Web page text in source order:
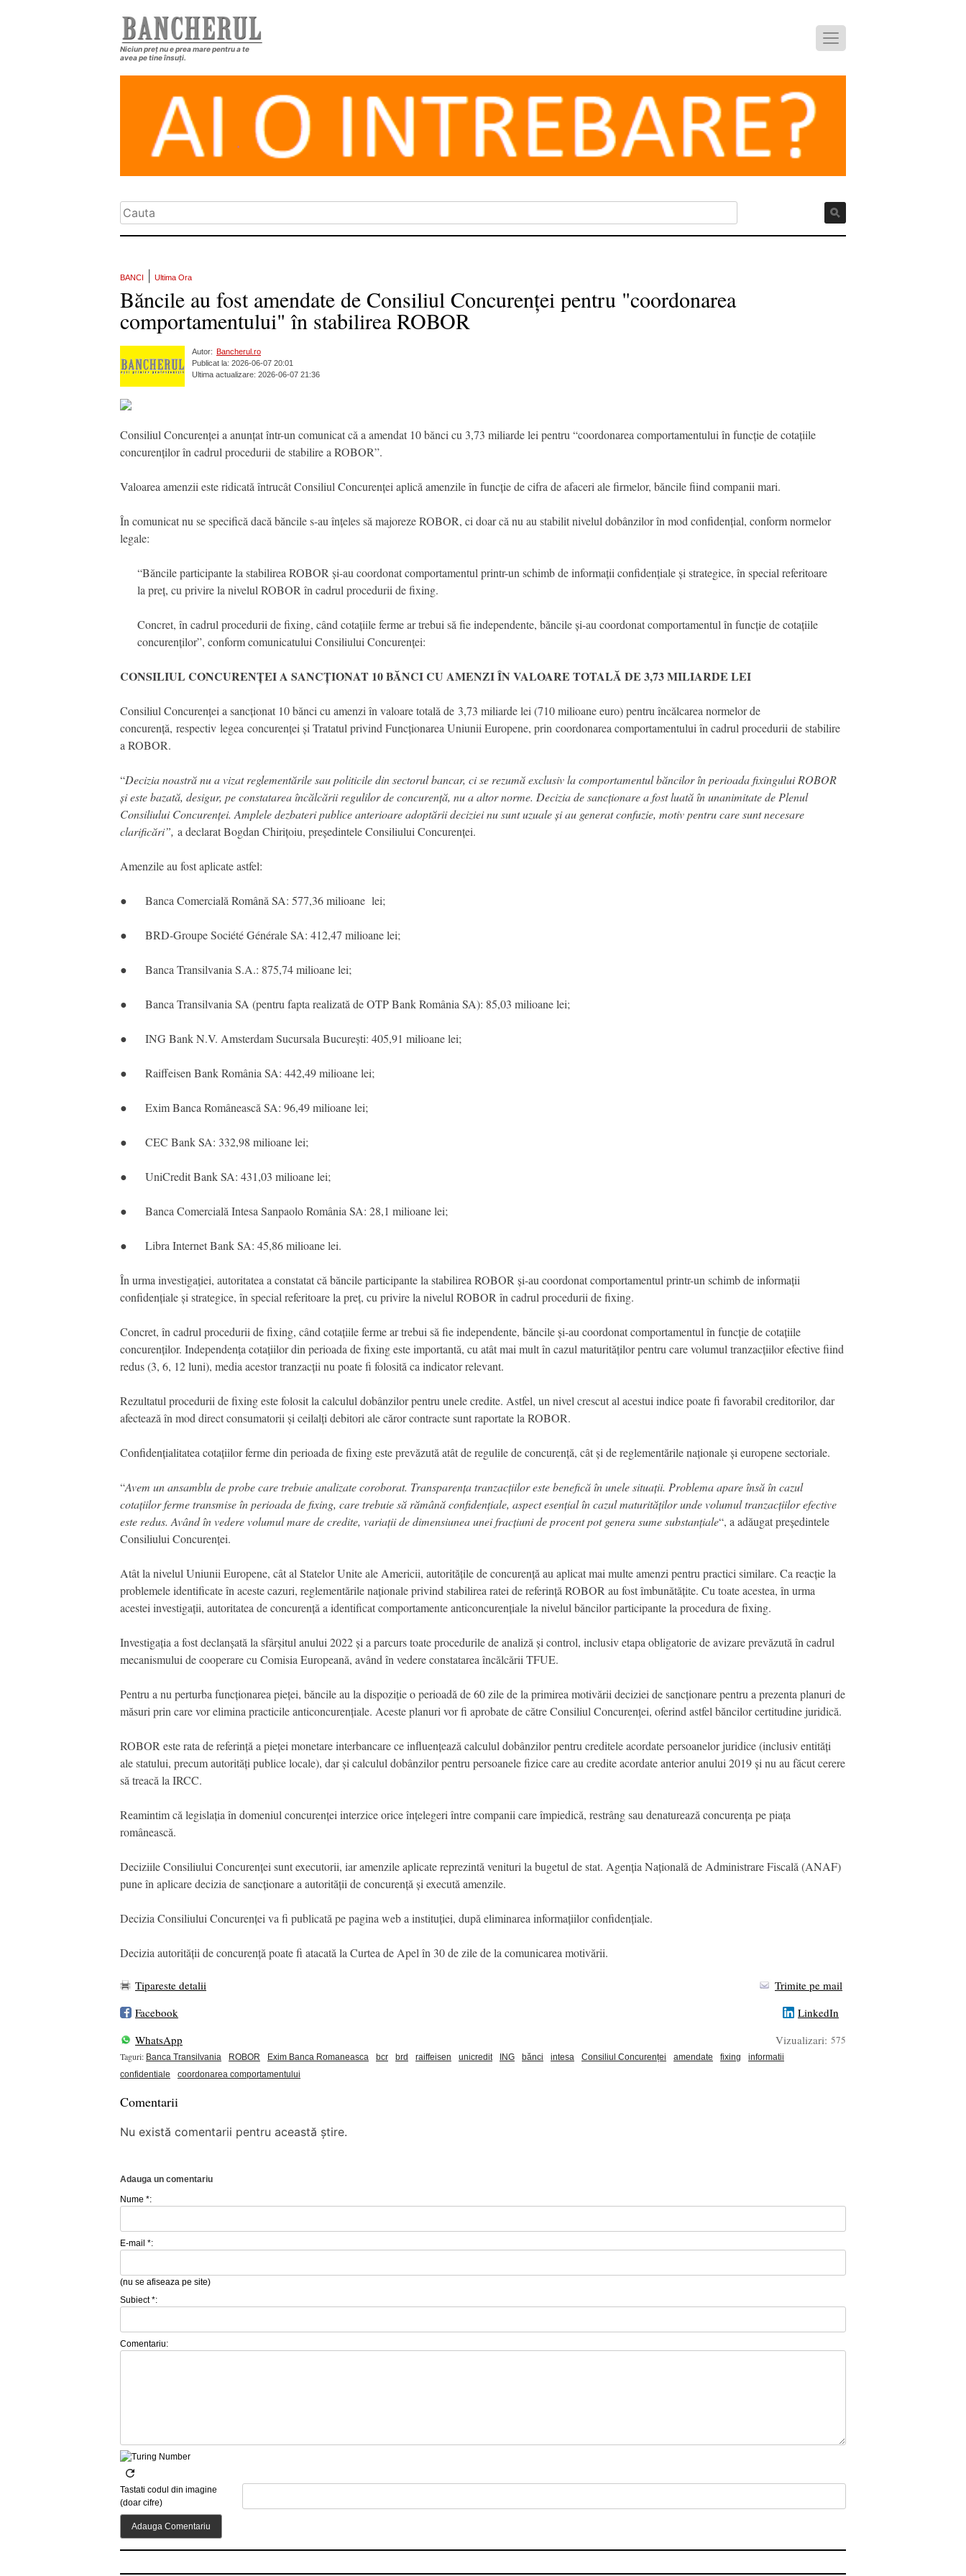
Niciun preț nu e prea mare pentru a te
avea pe tine însuți.
BANCI Ultima Ora
Băncile au fost amendate de Consiliul Concurenței pentru "coordonarea
comportamentului" în stabilirea ROBOR
Autor:
Bancherul.ro
Publicat la: 2026-06-07 20:01
Ultima actualizare: 2026-06-07 21:36
Consiliul Concurenței a anunțat într-un comunicat că a amendat 10 bănci cu 3,73 miliarde lei pentru “coordonarea comportamentului în funcție de cotațiile
concurenților în cadrul procedurii de stabilire a ROBOR”.
Valoarea amenzii este ridicată întrucât Consiliul Concurenței aplică amenzile în funcție de cifra de afaceri ale firmelor, băncile fiind companii mari.
În comunicat nu se specifică dacă băncile s-au înțeles să majoreze ROBOR, ci doar că nu au stabilit nivelul dobânzilor în mod confidențial, conform normelor
legale:
“Băncile participante la stabilirea ROBOR și-au coordonat comportamentul printr-un schimb de informații confidențiale și strategice, în special referitoare
la preț, cu privire la nivelul ROBOR în cadrul procedurii de fixing.
Concret, în cadrul procedurii de fixing, când cotațiile ferme ar trebui să fie independente, băncile și-au coordonat comportamentul în funcție de cotațiile
concurenților”, conform comunicatului Consiliului Concurenței:
CONSILIUL CONCURENȚEI A SANCȚIONAT 10 BĂNCI CU AMENZI ÎN VALOARE TOTALĂ DE 3,73 MILIARDE LEI
Consiliul Concurenței a sancționat 10 bănci cu amenzi în valoare totală de 3,73 miliarde lei (710 milioane euro) pentru încălcarea normelor de
concurență, respectiv legea concurenței și Tratatul privind Funcționarea Uniunii Europene, prin coordonarea comportamentului în cadrul procedurii de stabilire
a ROBOR.
“Decizia noastră nu a vizat reglementările sau politicile din sectorul bancar, ci se rezumă exclusiv la comportamentul băncilor în perioada fixingului ROBOR
și este bazată, desigur, pe constatarea încălcării regulilor de concurență, nu a altor norme. Decizia de sancționare a fost luată în unanimitate de Plenul
Consiliului Concurenței. Amplele dezbateri publice anterioare adoptării deciziei nu sunt uzuale și au generat confuzie, motiv pentru care sunt necesare
clarificări”, a declarat Bogdan Chirițoiu, președintele Consiliului Concurenței.
Amenzile au fost aplicate astfel:
● Banca Comercială Română SA: 577,36 milioane lei;
● BRD-Groupe Société Générale SA: 412,47 milioane lei;
● Banca Transilvania S.A.: 875,74 milioane lei;
● Banca Transilvania SA (pentru fapta realizată de OTP Bank România SA): 85,03 milioane lei;
● ING Bank N.V. Amsterdam Sucursala București: 405,91 milioane lei;
● Raiffeisen Bank România SA: 442,49 milioane lei;
● Exim Banca Românească SA: 96,49 milioane lei;
● CEC Bank SA: 332,98 milioane lei;
● UniCredit Bank SA: 431,03 milioane lei;
● Banca Comercială Intesa Sanpaolo România SA: 28,1 milioane lei;
● Libra Internet Bank SA: 45,86 milioane lei.
În urma investigației, autoritatea a constatat că băncile participante la stabilirea ROBOR și-au coordonat comportamentul printr-un schimb de informații
confidențiale și strategice, în special referitoare la preț, cu privire la nivelul ROBOR în cadrul procedurii de fixing.
Concret, în cadrul procedurii de fixing, când cotațiile ferme ar trebui să fie independente, băncile și-au coordonat comportamentul în funcție de cotațiile
concurenților. Independența cotațiilor din perioada de fixing este importantă, cu atât mai mult în cazul maturităților pentru care volumul tranzacțiilor efective fiind
redus (3, 6, 12 luni), media acestor tranzacții nu poate fi folosită ca indicator relevant.
Rezultatul procedurii de fixing este folosit la calculul dobânzilor pentru unele credite. Astfel, un nivel crescut al acestui indice poate fi favorabil creditorilor, dar
afectează în mod direct consumatorii și ceilalți debitori ale căror contracte sunt raportate la ROBOR.
Confidențialitatea cotațiilor ferme din perioada de fixing este prevăzută atât de regulile de concurență, cât și de reglementările naționale și europene ‎sectoriale.
“Avem un ansamblu de probe care trebuie analizate coroborat. Transparența tranzacțiilor este benefică în unele situații. Problema apare însă în cazul
cotațiilor ferme transmise în perioada de fixing, care trebuie să rămână confidențiale, aspect esențial în cazul maturităților unde volumul tranzacțiilor efective
este redus. Având în vedere volumul mare de credite, variații de dimensiunea unei fracțiuni de procent pot genera sume substanțiale“, a adăugat președintele
Consiliului Concurenței.
Atât la nivelul Uniunii Europene, cât al Statelor Unite ale Americii, autoritățile de concurență au aplicat mai multe amenzi pentru practici similare. Ca reacție la
problemele identificate în aceste cazuri, reglementările naționale privind stabilirea ratei de referință ROBOR au fost îmbunătățite. Cu toate acestea, în urma
acestei investigații, autoritatea de concurență a identificat comportamente anticoncurențiale la nivelul băncilor participante la procedura de fixing.
Investigația a fost declanșată la sfârșitul anului 2022 și a parcurs toate procedurile de analiză și control, inclusiv etapa obligatorie de avizare prevăzută în cadrul
mecanismului de cooperare cu Comisia Europeană, având în vedere constatarea încălcării TFUE.
Pentru a nu perturba funcționarea pieței, băncile au la dispoziție o perioadă de 60 zile de la primirea motivării deciziei de sancționare pentru a prezenta planuri de
măsuri prin care vor elimina practicile anticoncurențiale. Aceste planuri vor fi aprobate de către Consiliul Concurenței, oferind astfel băncilor certitudine juridică.
ROBOR este rata de referință a pieței monetare interbancare ce influențează calculul dobânzilor pentru creditele acordate persoanelor juridice (inclusiv entități
ale statului, precum autorități publice locale), dar și calculul dobânzilor pentru persoanele fizice care au credite acordate anterior anului 2019 și nu au făcut cerere
să treacă la IRCC.
Reamintim că legislația în domeniul concurenței interzice orice înțelegeri între companii care împiedică, restrâng sau denaturează concurența pe piața
românească.
Deciziile Consiliului Concurenței sunt executorii, iar amenzile aplicate reprezintă venituri la bugetul de stat. Agenția Națională de Administrare Fiscală (ANAF)
pune în aplicare decizia de sancționare a autorității de concurență și execută amenzile.
Decizia Consiliului Concurenței va fi publicată pe pagina web a instituției, după eliminarea informațiilor confidențiale.
Decizia autorității de concurență poate fi atacată la Curtea de Apel în 30 de zile de la comunicarea motivării.
Tipareste detalii
Trimite pe mail
Facebook
LinkedIn
WhatsApp
Vizualizari: 575
Taguri: Banca Transilvania ROBOR Exim Banca Romaneasca bcr brd raiffeisen unicredit ING bănci intesa Consiliul Concurenței amendate fixing
informatii
confidentiale
coordonarea comportamentului
Comentarii
Nu există comentarii pentru această știre.
Adauga un comentariu
Nume *:
E-mail *:
(nu se afiseaza pe site)
Subiect *:
Comentariu:
Tastati codul din imagine
(doar cifre)